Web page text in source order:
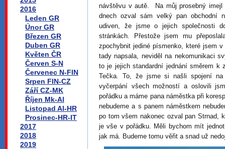
2016
Leden GR
Únor GR
Březen GR
Duben GR
Květen ČR
Červen S-N
Červenec N-FIN
Srpen FIN-CZ
Září CZ-MK
Říjen Mk-Al
Listopad Al-HR
Prosinec-HR-IT
2017
2018
2019
návštěvu v autě. Na můj prosebný
dnech ozval sám velký pan obchodní
udiven, že jsme o jejich společnosti
stránkách. Přestože jsem mu
zpochybnit jediné písmenko, které jsem
tady napsala, neviděl na nekomunikaci
to je jejich standardní jednání směrem
Tečka. To, že jsme si našli spojení
vyčerpání všech možností a oslovili
pořádku a máme pana náměstka při
nebudeme a s panem náměstkem
po tom všem nakonec ozval pan Strnad,
je vše v pořádku. Měli bychom mít
jak má. Budeme tomu věřit a snad už